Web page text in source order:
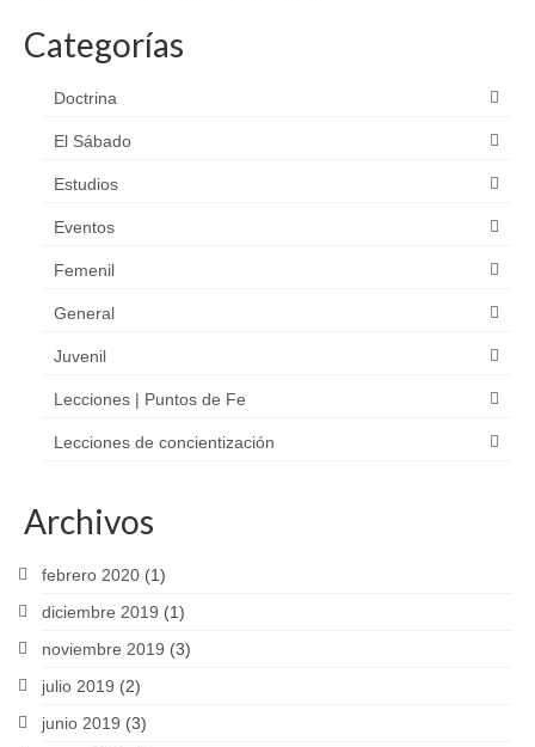
Categorías
Doctrina
El Sábado
Estudios
Eventos
Femenil
General
Juvenil
Lecciones | Puntos de Fe
Lecciones de concientización
Archivos
febrero 2020 (1)
diciembre 2019 (1)
noviembre 2019 (3)
julio 2019 (2)
junio 2019 (3)